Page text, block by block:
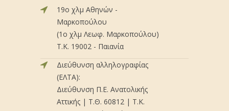
19ο χλμ Αθηνών -
Μαρκοπούλου
(1ο χλμ Λεωφ. Μαρκοπούλου)
Τ.Κ. 19002 - Παιανία
Διεύθυνση αλληλογραφίας
(ΕΛΤΑ):
Διεύθυνση Π.Ε. Ανατολικής
Αττικής | Τ.Θ. 60812 | Τ.Κ.